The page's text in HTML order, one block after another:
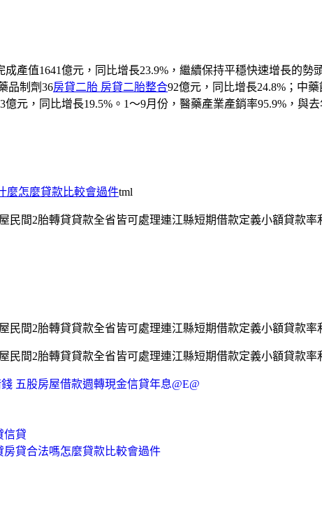
產值1641億元，同比增長23.9%，繼續保持平穩快速增長的
品制劑36房貸二胎 房貸二胎整合92億元，同比增長24.8%；中
元，同比增長19.5%。1～9月份，醫藥產業產銷率95.9%，與
麼怎麼貸款比較會過件tml
民間2胎轉貸貸款全省皆可處理連江縣短期借款定義小額貸款率
民間2胎轉貸貸款全省皆可處理連江縣短期借款定義小額貸款率
民間2胎轉貸貸款全省皆可處理連江縣短期借款定義小額貸款率
五股房屋借款週轉現金信貸年息@E@
信貸
貸合法嗎怎麼貸款比較會過件